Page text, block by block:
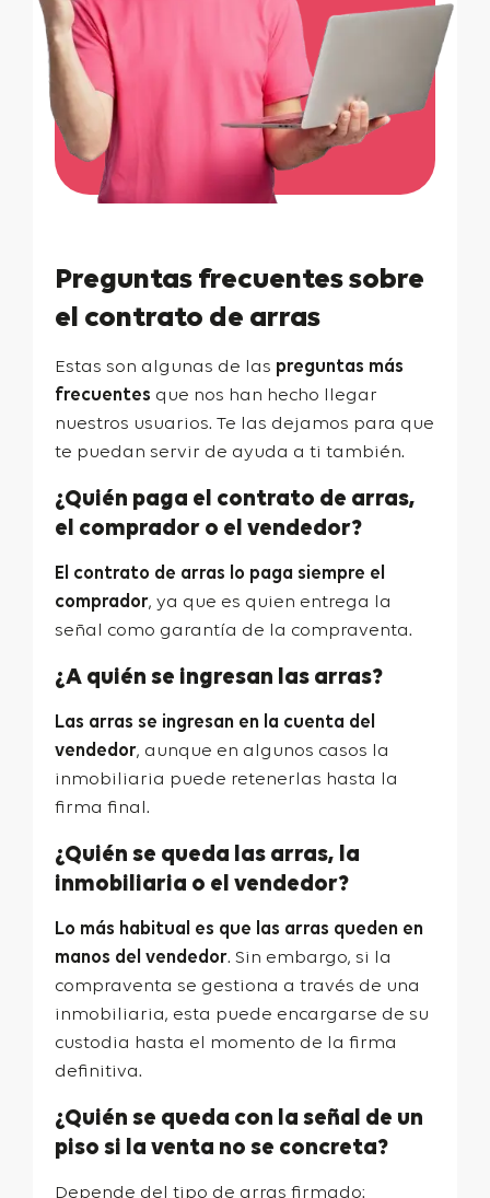
Preguntas frecuentes sobre
el contrato de arras
Estas son algunas de las preguntas más
frecuentes que nos han hecho llegar
nuestros usuarios. Te las dejamos para que
te puedan servir de ayuda a ti también.
¿Quién paga el contrato de arras,
el comprador o el vendedor?
El contrato de arras lo paga siempre el
comprador, ya que es quien entrega la
señal como garantía de la compraventa.
¿A quién se ingresan las arras?
Las arras se ingresan en la cuenta del
vendedor, aunque en algunos casos la
inmobiliaria puede retenerlas hasta la
firma final.
¿Quién se queda las arras, la
inmobiliaria o el vendedor?
Lo más habitual es que las arras queden en
manos del vendedor. Sin embargo, si la
compraventa se gestiona a través de una
inmobiliaria, esta puede encargarse de su
custodia hasta el momento de la firma
definitiva.
¿Quién se queda con la señal de un
piso si la venta no se concreta?
Depende del tipo de arras firmado: